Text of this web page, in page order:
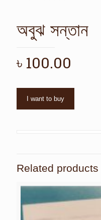
অবুঝ সন্তান
৳ 100.00
I want to buy
Related products